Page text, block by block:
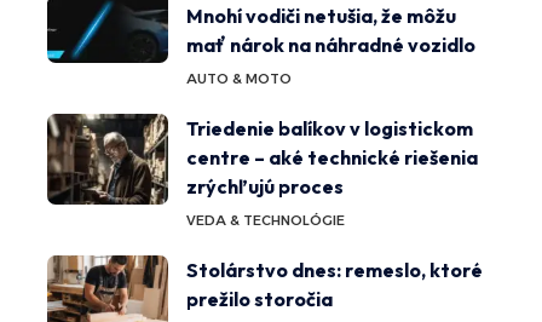
Mnohí vodiči netušia, že môžu
mať nárok na náhradné vozidlo
AUTO & MOTO
Triedenie balíkov v logistickom
centre – aké technické riešenia
zrýchľujú proces
VEDA & TECHNOLÓGIE
Stolárstvo dnes: remeslo, ktoré
prežilo storočia